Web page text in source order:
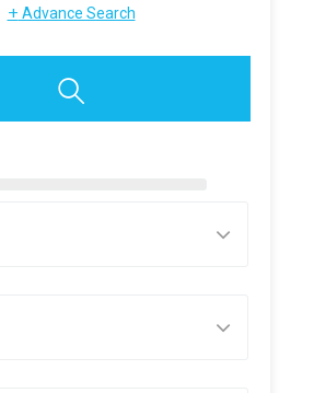
+ Advance Search